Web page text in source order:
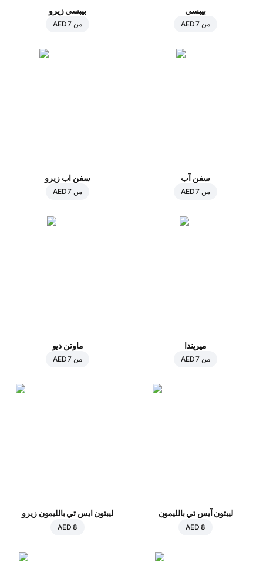
بيبسي
من AED 7
بيبسي زيرو
من AED 7
سفن آب
من AED 7
سفن اب زيرو
من AED 7
ميريندا
من AED 7
ماوتن ديو
من AED 7
ليبتون آيس تي بالليمون
AED 8
ليبتون ايس تي بالليمون زيرو
AED 8